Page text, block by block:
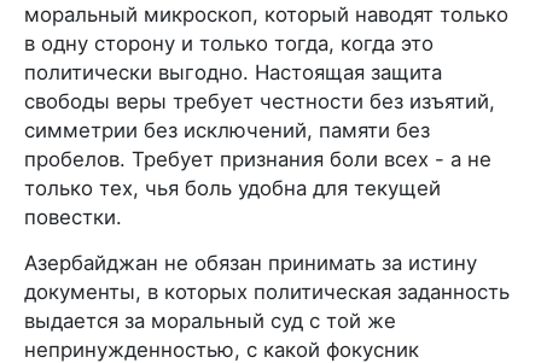
моральный микроскоп, который наводят только
в одну сторону и только тогда, когда это
политически выгодно. Настоящая защита
свободы веры требует честности без изъятий,
симметрии без исключений, памяти без
пробелов. Требует признания боли всех - а не
только тех, чья боль удобна для текущей
повестки.
Азербайджан не обязан принимать за истину
документы, в которых политическая заданность
выдается за моральный суд с той же
непринужденностью, с какой фокусник